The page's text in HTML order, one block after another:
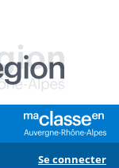
Se connecter